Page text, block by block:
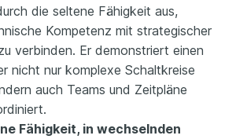
die seltene Fähigkeit aus,
Kompetenz mit strategischer
verbinden. Er demonstriert einen
nicht nur komplexe Schaltkreise
auch Teams und Zeitpläne
Fähigkeit, in wechselnden